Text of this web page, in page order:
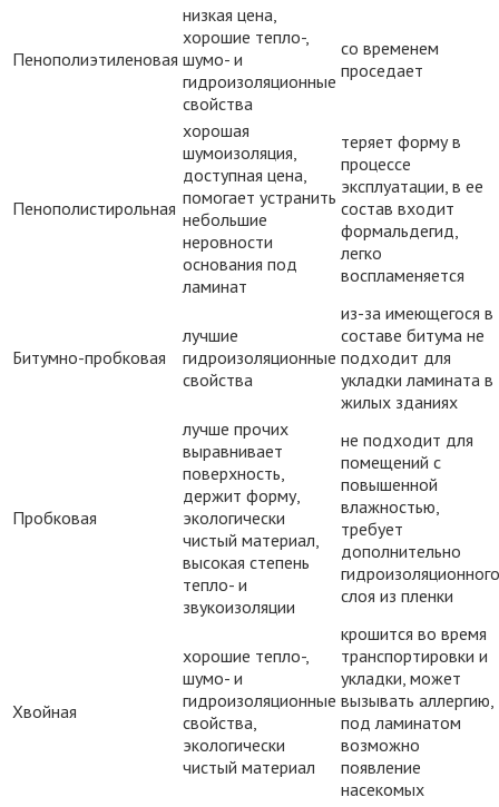
Пенополиэтиленовая
низкая цена,
хорошие тепло-,
шумо- и
гидроизоляционные
свойства
со временем
проседает
Пенополистирольная
хорошая
шумоизоляция,
доступная цена,
помогает устранить
небольшие
неровности
основания под
ламинат
теряет форму в
процессе
эксплуатации, в ее
состав входит
формальдегид,
легко
воспламеняется
Битумно-пробковая
лучшие
гидроизоляционные
свойства
из-за имеющегося в
составе битума не
подходит для
укладки ламината в
жилых зданиях
Пробковая
лучше прочих
выравнивает
поверхность,
держит форму,
экологически
чистый материал,
высокая степень
тепло- и
звукоизоляции
не подходит для
помещений с
повышенной
влажностью,
требует
дополнительно
гидроизоляционного
слоя из пленки
Хвойная
хорошие тепло-,
шумо- и
гидроизоляционные
свойства,
экологически
чистый материал
крошится во время
транспортировки и
укладки, может
вызывать аллергию,
под ламинатом
возможно
появление
насекомых